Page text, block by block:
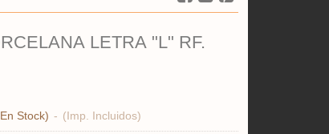
LETRA "L" RF.
Stock) - (Imp. Incluidos)